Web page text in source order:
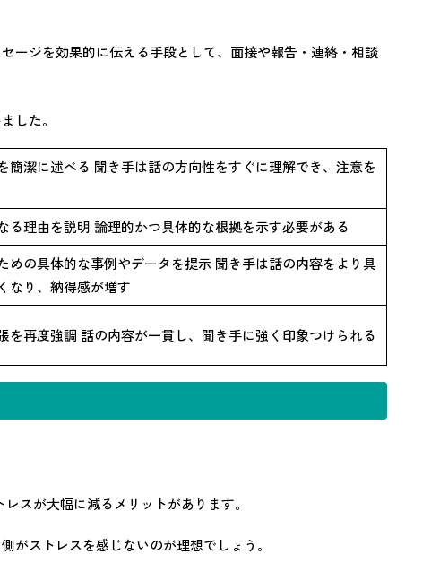
ージを効果的に伝える手段として、面接や報告・連絡・相談
した。
簡潔に述べる 聞き手は話の方向性をすぐに理解でき、注意を
る理由を説明 論理的かつ具体的な根拠を示す必要がある
めの具体的な事例やデータを提示 聞き手は話の内容をより具
なり、納得感が増す
を再度強調 話の内容が一貫し、聞き手に強く印象つけられる
スが大幅に減るメリットがあります。
がストレスを感じないのが理想でしょう。